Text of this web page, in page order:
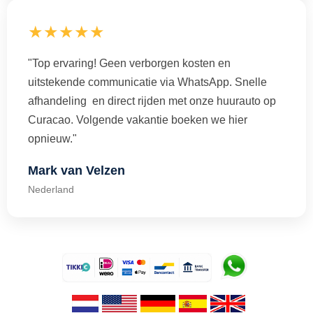
★★★★★
"Top ervaring! Geen verborgen kosten en
uitstekende communicatie via WhatsApp. Snelle
afhandeling en direct rijden met onze huurauto op
Curacao. Volgende vakantie boeken we hier
opnieuw."
Mark van Velzen
Nederland